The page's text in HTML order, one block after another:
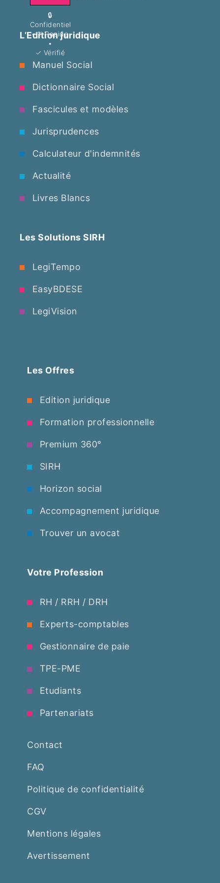
🔒
Confidentiel
•⚡ Rapide
•
✓ Vérifié
L’Edition juridique
Manuel Social
Dictionnaire Social
Fascicules et modèles
Jurisprudences
Calculateur d'indemnités
Actualité
Livres Blancs
Les Solutions SIRH
LegiTempo
EasyBDESE
LegiVision
Les Offres
Edition juridique
Formation professionnelle
Premium 360°
SIRH
Horizon social
Accompagnement juridique
Trouver un avocat
Votre Profession
RH / RRH / DRH
Experts-comptables
Gestionnaire de paie
TPE-PME
Etudiants
Partenariats
Contact
FAQ
Politique de confidentialité
CGV
Mentions légales
Avertissement